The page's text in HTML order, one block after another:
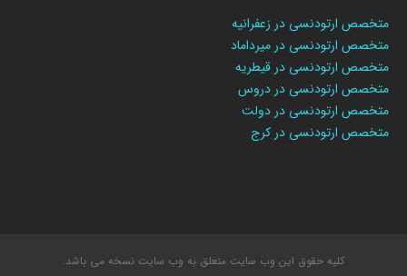
متخصص ارتودنسی در زعفرانیه
متخصص ارتودنسی در میرداماد
متخصص ارتودنسی در قیطریه
متخصص ارتودنسی در دروس
متخصص ارتودنسی در دولت
متخصص ارتودنسی در کرج
کلیه حقوق این وب سایت متعلق به وب سایت نسخه می باشد.